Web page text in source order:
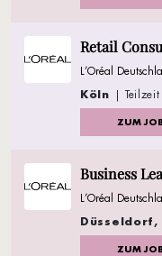
Retail
L’Oréal
Köln | Teilzeit
ZUM
Business
L’Oréal
ZUM